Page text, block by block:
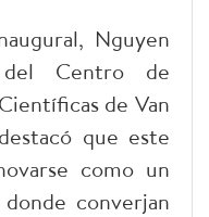
Nguyen
Centro de
de Van
que este
como un
converjan